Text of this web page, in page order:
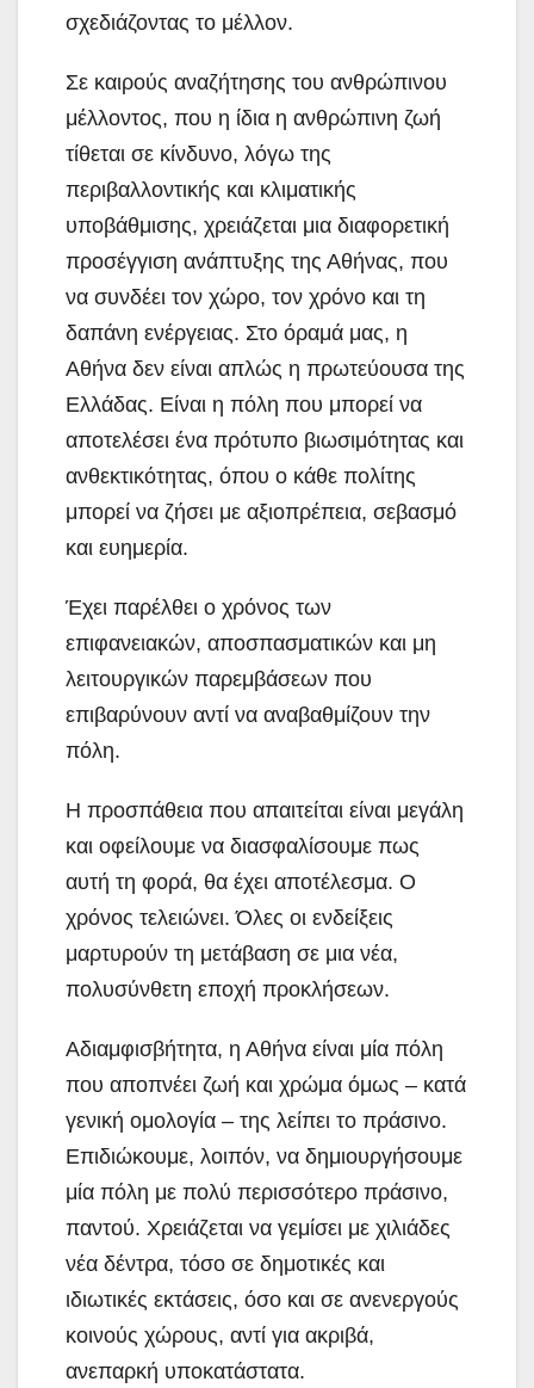
σχεδιάζοντας το μέλλον.
Σε καιρούς αναζήτησης του ανθρώπινου
μέλλοντος, που η ίδια η ανθρώπινη ζωή
τίθεται σε κίνδυνο, λόγω της
περιβαλλοντικής και κλιματικής
υποβάθμισης, χρειάζεται μια διαφορετική
προσέγγιση ανάπτυξης της Αθήνας, που
να συνδέει τον χώρο, τον χρόνο και τη
δαπάνη ενέργειας. Στο όραμά μας, η
Αθήνα δεν είναι απλώς η πρωτεύουσα της
Ελλάδας. Είναι η πόλη που μπορεί να
αποτελέσει ένα πρότυπο βιωσιμότητας και
ανθεκτικότητας, όπου ο κάθε πολίτης
μπορεί να ζήσει με αξιοπρέπεια, σεβασμό
και ευημερία.
Έχει παρέλθει ο χρόνος των
επιφανειακών, αποσπασματικών και μη
λειτουργικών παρεμβάσεων που
επιβαρύνουν αντί να αναβαθμίζουν την
πόλη.
Η προσπάθεια που απαιτείται είναι μεγάλη
και οφείλουμε να διασφαλίσουμε πως
αυτή τη φορά, θα έχει αποτέλεσμα. Ο
χρόνος τελειώνει. Όλες οι ενδείξεις
μαρτυρούν τη μετάβαση σε μια νέα,
πολυσύνθετη εποχή προκλήσεων.
Αδιαμφισβήτητα, η Αθήνα είναι μία πόλη
που αποπνέει ζωή και χρώμα όμως – κατά
γενική ομολογία – της λείπει το πράσινο.
Επιδιώκουμε, λοιπόν, να δημιουργήσουμε
μία πόλη με πολύ περισσότερο πράσινο,
παντού. Χρειάζεται να γεμίσει με χιλιάδες
νέα δέντρα, τόσο σε δημοτικές και
ιδιωτικές εκτάσεις, όσο και σε ανενεργούς
κοινούς χώρους, αντί για ακριβά,
ανεπαρκή υποκατάστατα.